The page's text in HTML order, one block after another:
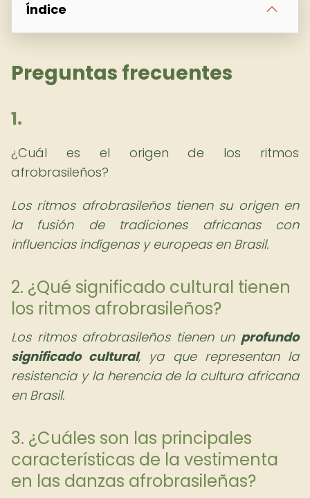
Índice
Preguntas frecuentes
1.
¿Cuál es el origen de los ritmos
afrobrasileños?
Los ritmos afrobrasileños tienen su origen en
la fusión de tradiciones africanas con
influencias indígenas y europeas en Brasil.
2. ¿Qué significado cultural tienen
los ritmos afrobrasileños?
Los ritmos afrobrasileños tienen un profundo
significado cultural, ya que representan la
resistencia y la herencia de la cultura africana
en Brasil.
3. ¿Cuáles son las principales
características de la vestimenta
en las danzas afrobrasileñas?